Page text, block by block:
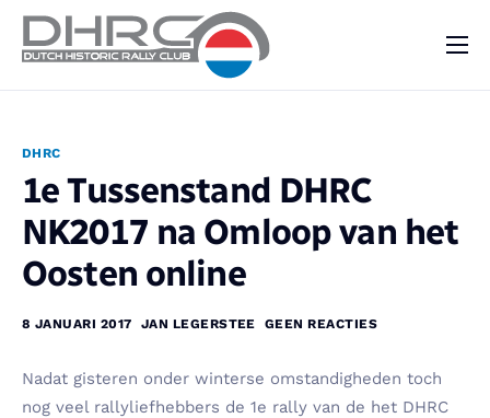
Nieuws
Contact
DHRC
1e Tussenstand DHRC
NK2017 na Omloop van het
Oosten online
8 JANUARI 2017 JAN LEGERSTEE GEEN REACTIES
Nadat gisteren onder winterse omstandigheden toch
nog veel rallyliefhebbers de 1e rally van de het DHRC